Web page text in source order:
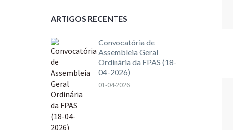
ARTIGOS RECENTES
Convocatória de
Assembleia Geral
Ordinária da FPAS (18-
04-2026)
01-04-2026